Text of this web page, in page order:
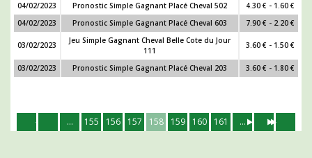
04/02/2023
Pronostic Simple Gagnant Placé Cheval 502
4.30 € - 1.60 €
04/02/2023
Pronostic Simple Gagnant Placé Cheval 603 7.90 € - 2.20 €
03/02/2023
Jeu Simple Gagnant Cheval Belle Cote du Jour
111
3.60 € - 1.50 €
03/02/2023 Pronostic Simple Gagnant Placé Cheval 203 3.60 € - 1.80 €
... 155 156 157 158 159 160 161 ...